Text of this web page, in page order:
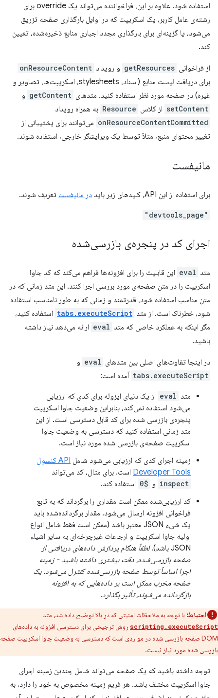
استفاده شود. علاوه بر این، فراخواننده می‌تواند یک override برای
رشته‌ی عامل کاربر، یک اسکریپت که در اوایل بارگذاری صفحه تزریق
می‌شود، یا گزینه‌ای برای بارگذاری مجدد اجباری منابع ذخیره‌شده، تعیین
کند.
از فراخوانی getResources و رویداد onResourceContent
برای دریافت لیست منابع (اسناد، stylesheets، اسکریپت‌ها، تصاویر و
غیره) در صفحه مورد نظر استفاده کنید. متدهای getContent و
setContent از کلاس Resource به همراه رویداد
onResourceContentCommitted می‌توانند برای پشتیبانی از
تغییر محتوای منبع، مثلاً توسط یک ویرایشگر خارجی، استفاده شوند.
مانیفست
برای استفاده از این API، کلیدهای زیر باید در مانیفست تعریف شوند.
"devtools_page"
اجرای کد در پنجره‌ی بازرسی‌شده
متد eval این قابلیت را برای افزونه‌ها فراهم می‌کند که کد جاوا
اسکریپت را در متن صفحه‌ی مورد بررسی اجرا کنند. این متد زمانی که در
متن مناسب استفاده شود، قدرتمند و زمانی که به طور نامناسب استفاده
شود، خطرناک است. از متد tabs.executeScript استفاده کنید،
مگر اینکه به عملکرد خاصی که متد eval ارائه می‌دهد نیاز داشته
باشید.
در اینجا تفاوت‌های اصلی بین متدهای eval و
tabs.executeScript آمده است:
متد eval از یک دنیای ایزوله برای کدی که ارزیابی
می‌شود استفاده نمی‌کند، بنابراین وضعیت جاوا اسکریپت
پنجره‌ی بازرسی شده برای کد قابل دسترسی است. از این
متد زمانی استفاده کنید که دسترسی به وضعیت جاوا
اسکریپت صفحه‌ی بازرسی شده مورد نیاز است.
زمینه اجرای کدی که ارزیابی می‌شود شامل
API کنسول
Developer Tools است. برای مثال، کد می‌تواند
inspect و $0
استفاده کند.
کد ارزیابی‌شده ممکن است مقداری را برگرداند که به تابع
فراخوانی افزونه ارسال می‌شود. مقدار برگردانده‌شده باید
یک شیء JSON معتبر باشد (ممکن است فقط شامل انواع
اولیه جاوا اسکریپت و ارجاعات غیرچرخه‌ای به سایر اشیاء
JSON باشد).
لطفاً هنگام پردازش داده‌های دریافتی از
صفحه بازرسی‌شده، دقت بیشتری داشته باشید - زمینه
اجرا اساساً توسط صفحه بازرسی‌شده کنترل می‌شود. یک
صفحه مخرب ممکن است بر داده‌هایی که به افزونه
بازگردانده می‌شوند، تأثیر بگذارد.
احتیاط: با توجه به ملاحظات امنیتی که در بالا توضیح داده شد، متد
scripting.executeScript روش ترجیحی برای دسترسی افزونه به داده‌های
DOM صفحه بازرسی شده در مواردی است که دسترسی به وضعیت جاوا اسکریپت صفحه
بازرسی شده مورد نیاز نیست.
توجه داشته باشید که یک صفحه می‌تواند شامل چندین زمینه اجرای
جاوا اسکریپت مختلف باشد. هر فریم زمینه مخصوص به خود را دارد، به